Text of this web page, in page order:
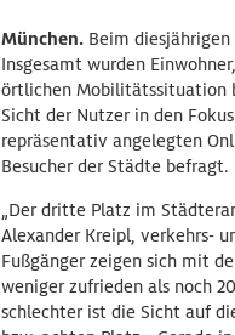
München. Beim
Insgesamt wurden
örtlichen Mobilitätssituation
Sicht der Nutzer in den
repräsentativ angelegten
Besucher der Städte befragt.
„Der dritte Platz im
Alexander Kreipl, verkehrs-
Fußgänger zeigen sich mit
weniger zufrieden als noch
schlechter ist die Sicht auf